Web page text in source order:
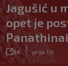
Jagušić u
opet je
SK prije 1 h